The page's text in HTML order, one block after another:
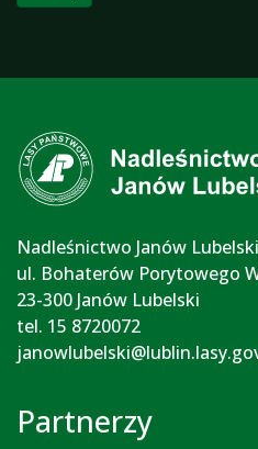
Nadleśnictwo Janów Lubelski
ul. Bohaterów Porytowego
23-300 Janów Lubelski
tel. 15 8720072
Partnerzy